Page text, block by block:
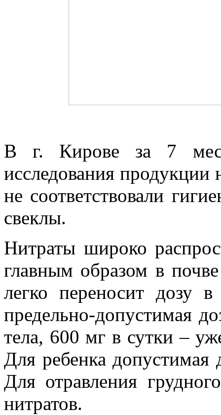
В г. Кирове за 7
исследования продукции
не соответствовали
свеклы.
Нитраты широко
главным образом в
легко переносит дозу
предельно-допустимая
тела, 600 мг в сутки –
Для ребенка допустимая
Для отравления
нитратов.